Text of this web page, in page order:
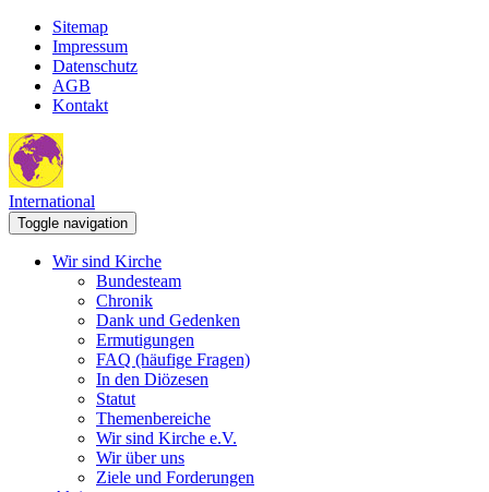
Sitemap
Impressum
Datenschutz
AGB
Kontakt
International
Toggle navigation
Wir sind Kirche
Bundesteam
Chronik
Dank und Gedenken
Ermutigungen
FAQ (häufige Fragen)
In den Diözesen
Statut
Themenbereiche
Wir sind Kirche e.V.
Wir über uns
Ziele und Forderungen